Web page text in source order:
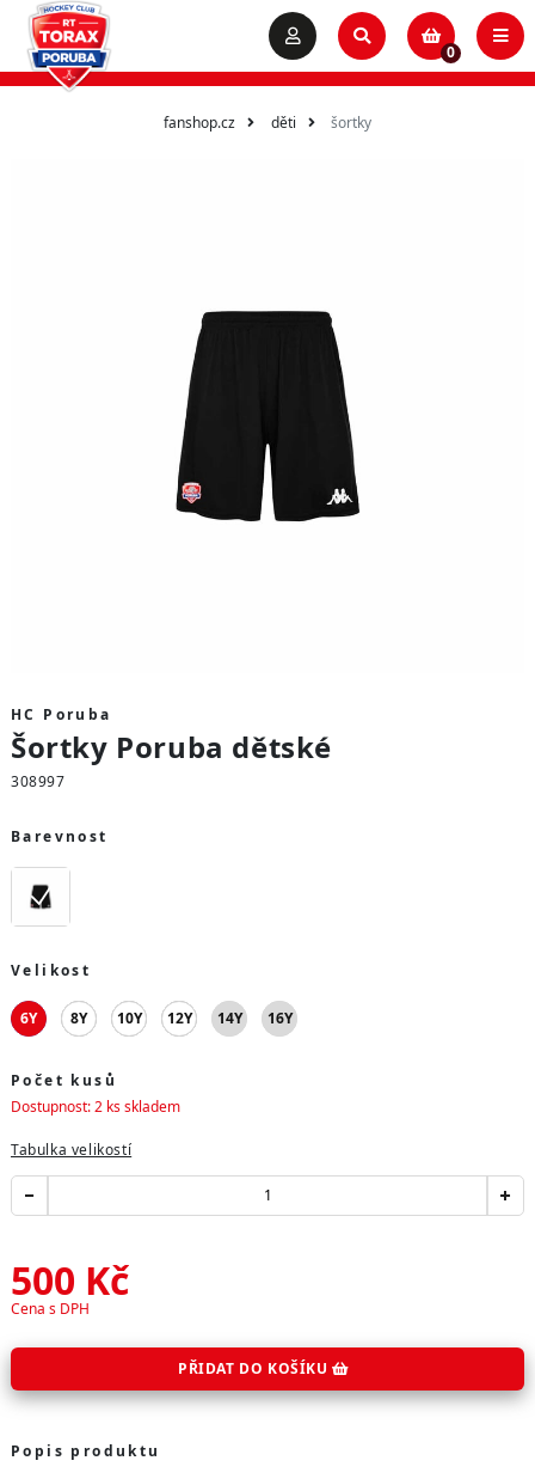
0
fanshop.cz děti šortky
HC Poruba
Šortky Poruba dětské
308997
Barevnost
Velikost
6Y 8Y 10Y 12Y 14Y 16Y
Počet kusů
Dostupnost: 2 ks skladem
Tabulka velikostí
PŘIDAT DO KOŠÍKU
500 Kč
Cena s DPH
Popis produktu